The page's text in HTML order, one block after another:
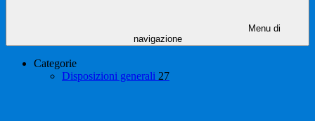
Menu di
navigazione
Categorie
Disposizioni generali 27